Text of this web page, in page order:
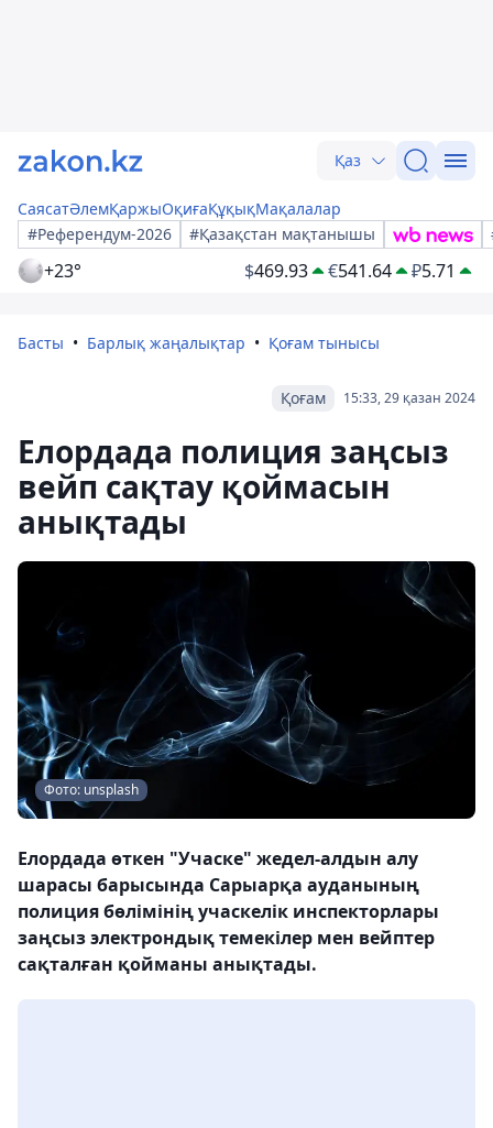
Қаз
СаясатӘлемҚаржыОқиғаҚұқықМақалалар
#Референдум-2026
#Қазақстан мақтанышы
+23° $469.93 €541.64 ₽5.71
Басты Барлық жаңалықтар Қоғам тынысы
15:33, 29 қазан 2024
Қоғам
Елордада полиция заңсыз
вейп сақтау қоймасын
анықтады
Фото: unsplash
Елордада өткен "Учаске" жедел-алдын алу
шарасы барысында Сарыарқа ауданының
полиция бөлімінің учаскелік инспекторлары
заңсыз электрондық темекілер мен вейптер
сақталған қойманы анықтады.